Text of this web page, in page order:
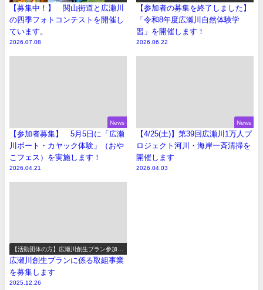
【募集中！】 関山街道と広瀬川
の四季フォトコンテストを開催し
ています。
2026.07.08
【参加者の募集を終了しました】
「令和8年度広瀬川自然体験学
習」を開催します！
2026.06.22
News
【参加者募集】 5月5日に「広瀬
川ボート・カヤック体験」（おや
こフェス）を実施します！
2026.04.21
News
【4/25(土)】第39回広瀬川1万人プ
ロジェクト河川・海岸一斉清掃を
開催します
2026.04.03
【活動団体の方】広瀬川創生プラン参加事
業の募集
広瀬川創生プランに係る取組事業
を募集します
2025.12.26